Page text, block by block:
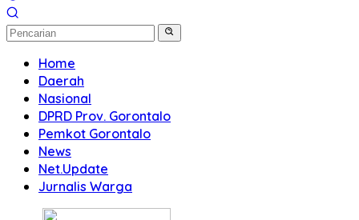
Home
Daerah
Nasional
DPRD Prov. Gorontalo
Pemkot Gorontalo
News
Net.Update
Jurnalis Warga